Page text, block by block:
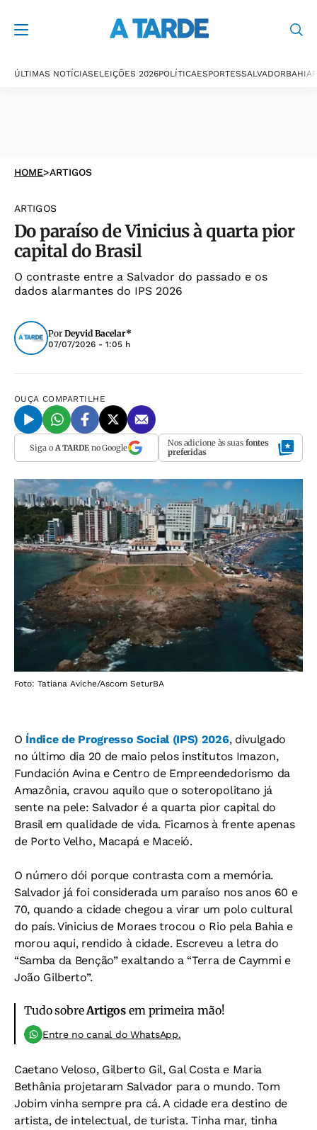
ÚLTIMAS NOTÍCIASELEIÇÕES 2026POLÍTICAESPORTESSALVADORBAHIA
HOME>ARTIGOS
ARTIGOS
Do paraíso de Vinicius à quarta pior
capital do Brasil
O contraste entre a Salvador do passado e os
dados alarmantes do IPS 2026
Por Deyvid Bacelar*
07/07/2026 - 1:05 h
OUÇA COMPARTILHE
Siga o A TARDEno Google Nos adicione às suas fontes
preferidas
Foto: Tatiana Aviche/Ascom SeturBA
O Índice de Progresso Social (IPS) 2026, divulgado
no último dia 20 de maio pelos institutos Imazon,
Fundación Avina e Centro de Empreendedorismo da
Amazônia, cravou aquilo que o soteropolitano já
sente na pele: Salvador é a quarta pior capital do
Brasil em qualidade de vida. Ficamos à frente apenas
de Porto Velho, Macapá e Maceió.
O número dói porque contrasta com a memória.
Salvador já foi considerada um paraíso nos anos 60 e
70, quando a cidade chegou a virar um polo cultural
do país. Vinicius de Moraes trocou o Rio pela Bahia e
morou aqui, rendido à cidade. Escreveu a letra do
“Samba da Benção” exaltando a “Terra de Caymmi e
João Gilberto”.
Tudo sobreArtigos em primeira mão!
Entre no canal do WhatsApp.
Caetano Veloso, Gilberto Gil, Gal Costa e Maria
Bethânia projetaram Salvador para o mundo. Tom
Jobim vinha sempre pra cá. A cidade era destino de
artista, de intelectual, de turista. Tinha mar, tinha